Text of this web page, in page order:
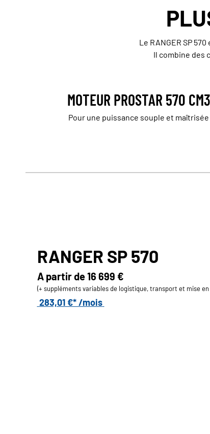
Le RANGER SP
Il combine des
MOTEUR PROSTAR 570 CM3
Pour une puissance souple et maîtrisée
RANGER SP 570
A partir de16 699 €
(+ suppléments variables de logistique, transport et mise
283,01 €* /mois